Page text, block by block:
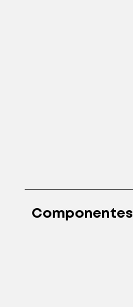
Componentes